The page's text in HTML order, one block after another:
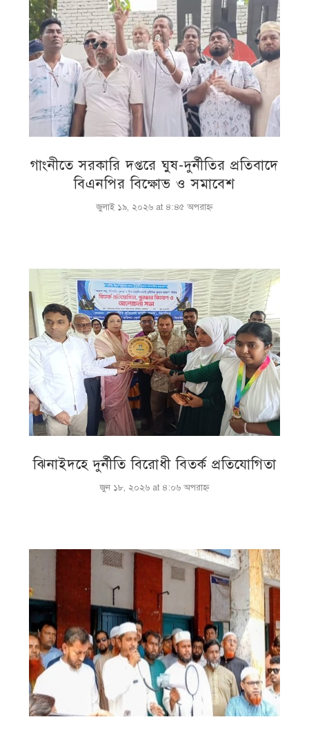
গাংনীতে সরকারি দপ্তরে ঘুষ-দুর্নীতির প্রতিবাদে
বিএনপির বিক্ষোভ ও সমাবেশ
জুলাই ১৯, ২০২৬ at ৪:৪৫ অপরাহ্ণ
ঝিনাইদহে দুর্নীতি বিরোধী বিতর্ক প্রতিযোগিতা
জুন ১৮, ২০২৬ at ৪:০৬ অপরাহ্ণ